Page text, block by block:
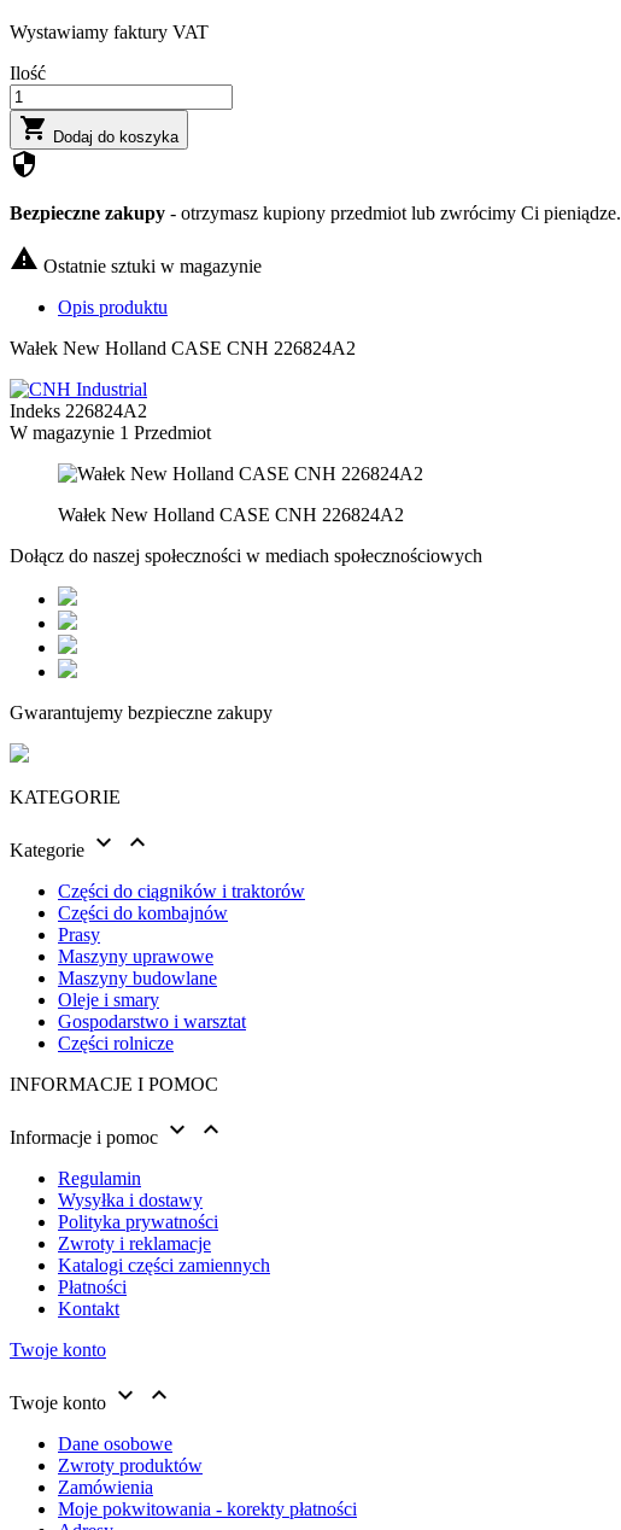
Wystawiamy faktury VAT
Ilość
 Dodaj do koszyka
security
Bezpieczne zakupy - otrzymasz kupiony przedmiot lub zwrócimy Ci pieniądze.
 Ostatnie sztuki w magazynie
Opis produktu
Wałek New Holland CASE CNH 226824A2
Indeks 226824A2
W magazynie 1 Przedmiot
Wałek New Holland CASE CNH 226824A2
Dołącz do naszej społeczności w mediach społecznościowych
Gwarantujemy bezpieczne zakupy
KATEGORIE
Kategorie  
Części do ciągników i traktorów
Części do kombajnów
Prasy
Maszyny uprawowe
Maszyny budowlane
Oleje i smary
Gospodarstwo i warsztat
Części rolnicze
INFORMACJE I POMOC
Informacje i pomoc  
Regulamin
Wysyłka i dostawy
Polityka prywatności
Zwroty i reklamacje
Katalogi części zamiennych
Płatności
Kontakt
Twoje konto
Twoje konto  
Dane osobowe
Zwroty produktów
Zamówienia
Moje pokwitowania - korekty płatności